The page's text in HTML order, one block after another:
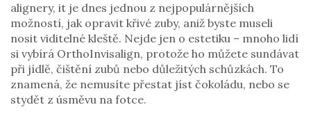
alignery, it je dnes jednou z nejpopulárnějších
možností, jak opravit křivé zuby, aniž byste museli
nosit viditelné kleště. Nejde jen o estetiku – mnoho lidí
si vybírá OrthoInvisalign, protože ho můžete sundávat
při jídlě, čištění zubů nebo důležitých schůzkách. To
znamená, že nemusíte přestat jíst čokoládu, nebo se
stydět z úsměvu na fotce.